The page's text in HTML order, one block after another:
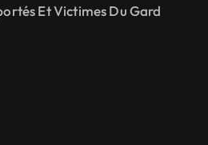
Et Victimes Du Gard